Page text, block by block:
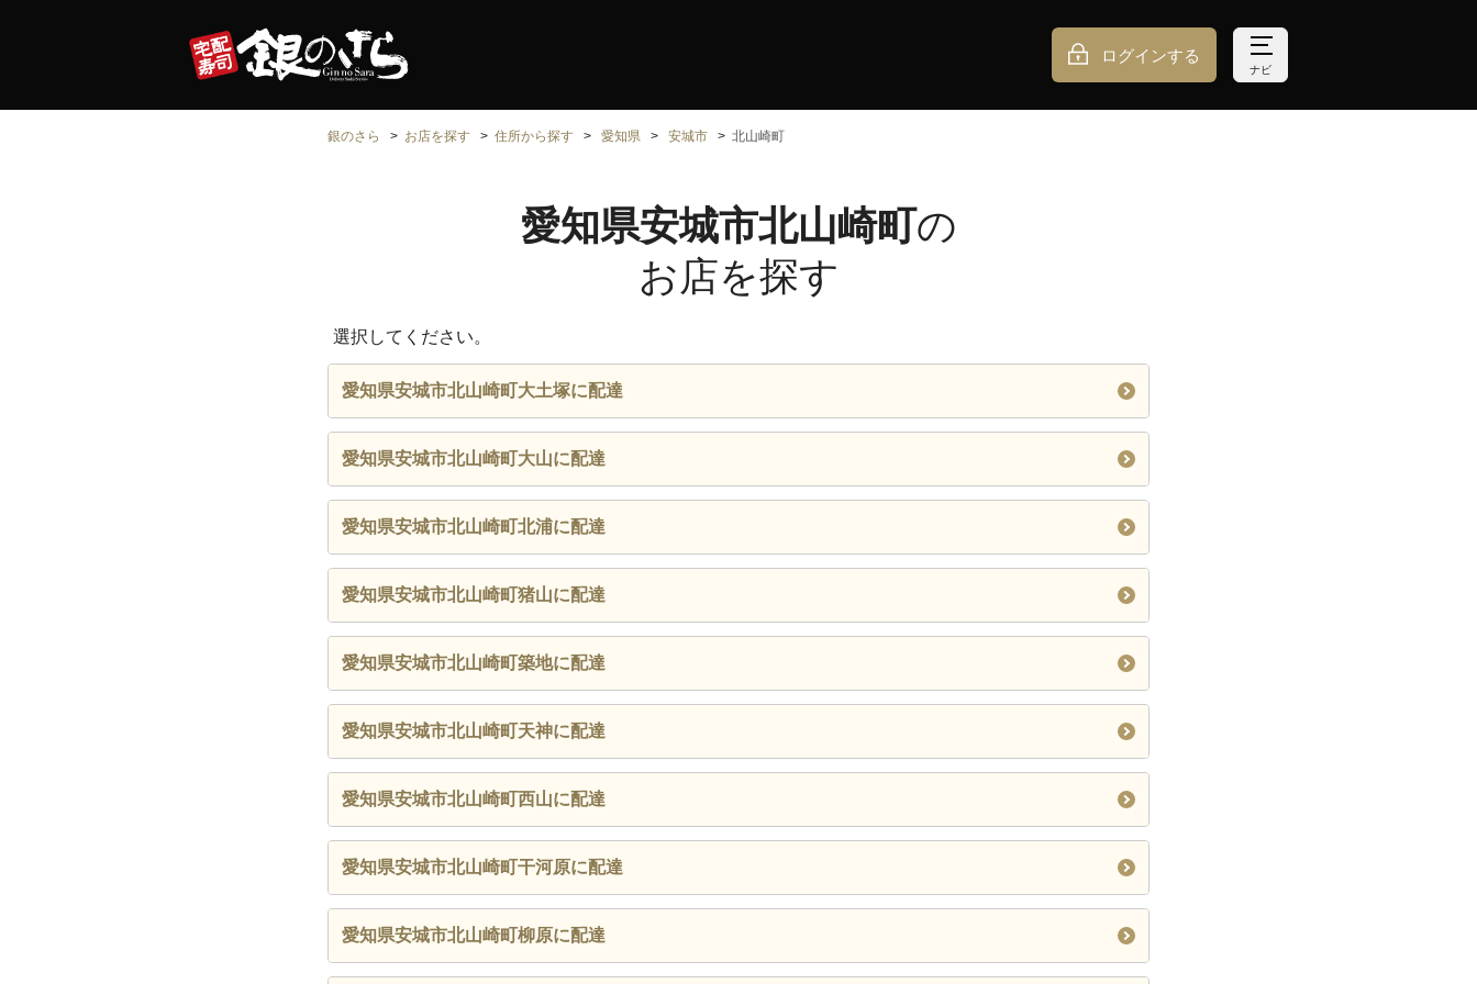
ログインする
ナビ
銀のさら お店を探す 住所から探す 愛知県 安城市 北山崎町
愛知県安城市北山崎町の
お店を探す
選択してください。
愛知県安城市北山崎町大土塚に配達
愛知県安城市北山崎町大山に配達
愛知県安城市北山崎町北浦に配達
愛知県安城市北山崎町猪山に配達
愛知県安城市北山崎町築地に配達
愛知県安城市北山崎町天神に配達
愛知県安城市北山崎町西山に配達
愛知県安城市北山崎町干河原に配達
愛知県安城市北山崎町柳原に配達